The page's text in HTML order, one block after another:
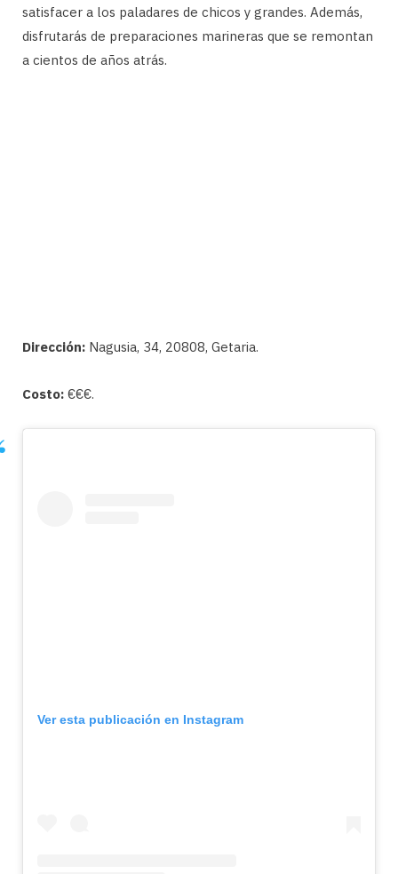
satisfacer a los paladares de chicos y grandes. Además,
disfrutarás de preparaciones marineras que se remontan
a cientos de años atrás.
Dirección: Nagusia, 34, 20808, Getaria.
Costo: €€€.
Ver esta publicación en Instagram